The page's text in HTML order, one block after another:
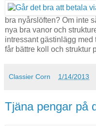
bra nyårslöften? Om inte
nya bra vanor och
intressant gästinlägg med
får bättre koll och struktur
Classier Corn 1/14/2013
Tjäna pengar på